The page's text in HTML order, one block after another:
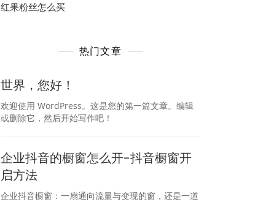
红果粉丝怎么买
热门文章
世界，您好！
欢迎使用 WordPress。这是您的第一篇文章。编辑
或删除它，然后开始写作吧！
企业抖音的橱窗怎么开-抖音橱窗开
启方法
企业抖音橱窗：一扇通向流量与变现的窗，还是一道